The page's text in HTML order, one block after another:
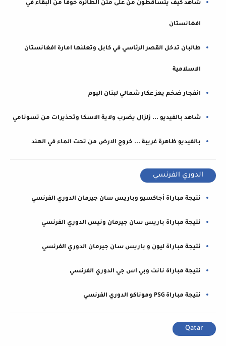
شاهد كيف يتساقطون من على متن الطائرة خوفا من البقاء في
افغانستان
طالبان تدخل القصر الرئاسي في كابل وتعلنها امارة افغانستان
الاسلامية
انفجار ضخم يهز عكار شمالي لبنان اليوم
شاهد بالفيديو ... زلزال يضرب ولاية الاسكا وتحذيرات من تسونامي
بالفيديو ظاهرة غريبة ... خروج الارض من تحت الماء في الهند
الدوري الفرنسي
نتيجة مباراة أجاكسيو وباريس سان جيرمان الدوري الفرنسي
نتيجة مباراة باريس سان جيرمان ونيس الدوري الفرنسي
نتيجة مباراة ليون و باريس سان جيرمان الدوري الفرنسي
نتيجة مباراة نانت وبي اس جي الدوري الفرنسي
نتيجة مباراة PSG وموناكو الدوري الفرنسي
Qatar